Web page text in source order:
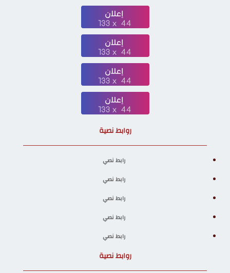
روابط نصية
رابط نصي
رابط نصي
رابط نصي
رابط نصي
رابط نصي
روابط نصية